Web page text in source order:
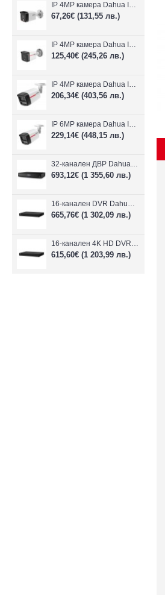
IP 4MP камера Dahua IPC-B1E40-A-0280B, 2.8mm, IR 30m
67,26€ (131,55 лв.)
IP 4MP камера Dahua IPC-HFW1439TC1-A-LED-0280B-PRO, 2.8mm, IR 30m
125,40€ (245,26 лв.)
IP 4MP камера Dahua IPC-HFW2449TL-S-LED-0280B-PRO, 2.8mm, IR 50m
206,34€ (403,56 лв.)
IP 6MP камера Dahua IPC-HFW2649TL-S-LED-0280B-PRO, 2.8mm, IR 50m
229,14€ (448,15 лв.)
32-канален ДВР Dahua XVR5232AN-I3/Т
693,12€ (1 355,60 лв.)
16-канален DVR Dahua XVR5216AN-4KL-I3/T + 16 IP
665,76€ (1 302,09 лв.)
16-канален 4K HD DVR Dahua XVR5116H-4KL-I3/T + 16 IP камери
615,60€ (1 203,99 лв.)